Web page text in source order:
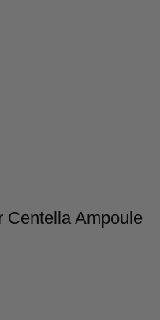
Centella Ampoule